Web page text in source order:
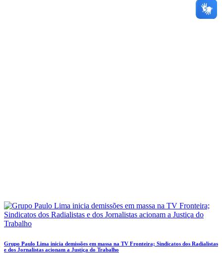
Grupo Paulo Lima inicia demissões em massa na TV Fronteira; Sindicatos dos Radialistas
e dos Jornalistas acionam a Justiça do Trabalho